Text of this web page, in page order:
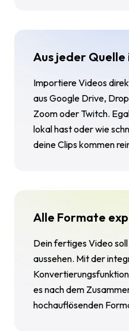
Aus jeder
Importiere Videos
aus Google Drive,
Zoom oder Twitch.
lokal hast oder wie
deine Clips kommen
Alle Formate
Dein fertiges Video
aussehen. Mit der
es nach dem
hochauflösenden